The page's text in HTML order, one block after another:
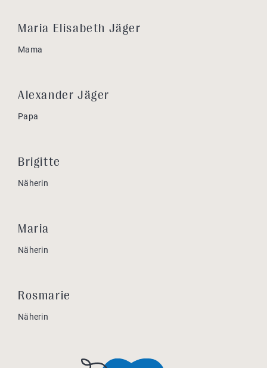
Maria Elisabeth Jäger
Mama
Alexander Jäger
Papa
Brigitte
Näherin
Maria
Näherin
Rosmarie
Näherin